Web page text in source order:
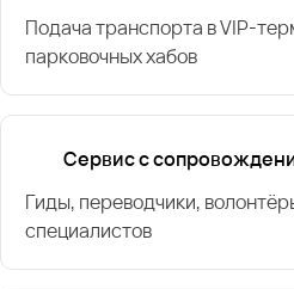
Подача транспорта в VIP-
парковочных хабов
Сервис с
Гиды, переводчики,
специалистов